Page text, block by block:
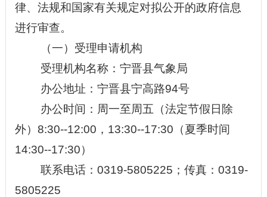
律、法规和国家有关规定对拟公开的政府信息
进行审查。
（一）受理申请机构
受理机构名称： 宁晋县气象局
办公地址 ：宁晋县宁高路94号
办公时间：周一至周五（法定节假日除
外） 8:30--12:00，13:30--17:30（夏季时间
14:30--17:30）
联系电话： 0319-5805225；传真：0319-
5805225